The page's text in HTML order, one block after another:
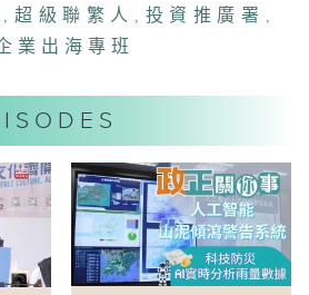
, 超級聯繁人 , 投資推廣署 ,
業出海專班